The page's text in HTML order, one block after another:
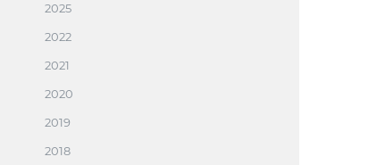
2025
2022
2021
2020
2019
2018